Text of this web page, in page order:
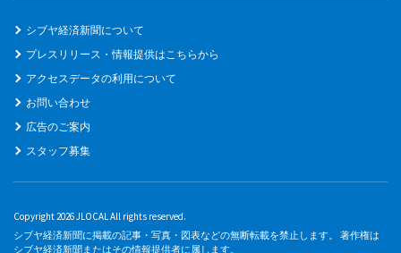
シブヤ経済新聞について
プレスリリース・情報提供はこちらから
アクセスデータの利用について
お問い合わせ
広告のご案内
スタッフ募集
Copyright 2026 JLOCAL All rights reserved.
シブヤ経済新聞に掲載の記事・写真・図表などの無断転載を禁止します。 著作権は
シブヤ経済新聞またはその情報提供者に属します。